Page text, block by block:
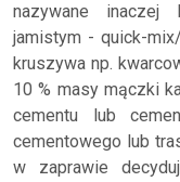
nazywane inaczej
jamistym - quick-
kruszywa np.
10 % masy mączki
cementu lub
cementowego lub
w zaprawie